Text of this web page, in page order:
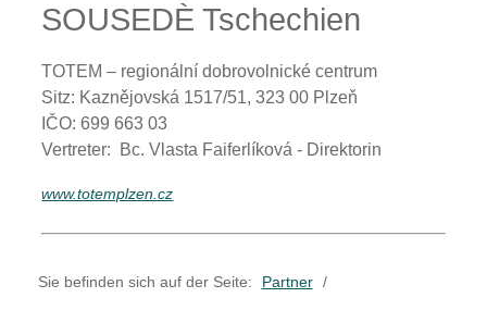
SOUSEDÈ Tschechien
TOTEM – regionální dobrovolnické centrum
Sitz: Kaznějovská 1517/51, 323 00 Plzeň
IČO: 699 663 03
Vertreter: Bc. Vlasta Faiferlíková - Direktorin
www.totemplzen.cz
Sie befinden sich auf der Seite: Partner /